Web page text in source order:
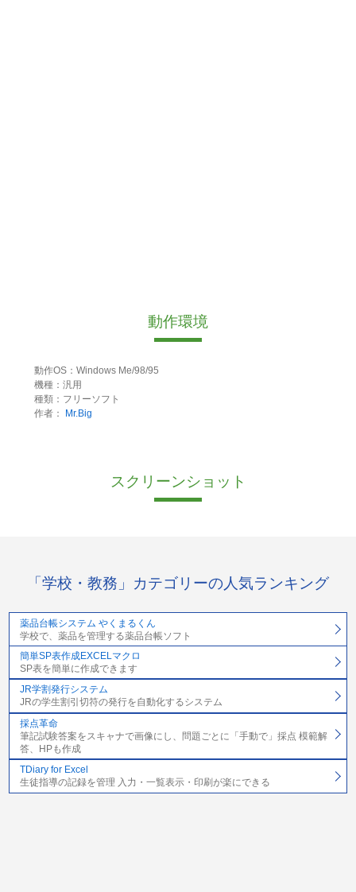
動作環境
動作OS：Windows Me/98/95
機種：汎用
種類：フリーソフト
作者：
Mr.Big
スクリーンショット
「学校・教務」カテゴリーの人気ランキング
薬品台帳システム やくまるくん
学校で、薬品を管理する薬品台帳ソフト
簡単SP表作成EXCELマクロ
SP表を簡単に作成できます
JR学割発行システム
JRの学生割引切符の発行を自動化するシステム
採点革命
筆記試験答案をスキャナで画像にし、問題ごとに「手動で」採点 模範解
答、HPも作成
TDiary for Excel
生徒指導の記録を管理 入力・一覧表示・印刷が楽にできる